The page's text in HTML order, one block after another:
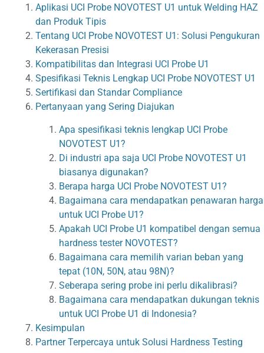
Aplikasi UCI Probe NOVOTEST U1 untuk Welding HAZ
dan Produk Tipis
Tentang UCI Probe NOVOTEST U1: Solusi Pengukuran
Kekerasan Presisi
Kompatibilitas dan Integrasi UCI Probe U1
Spesifikasi Teknis Lengkap UCI Probe NOVOTEST U1
Sertifikasi dan Standar Compliance
Pertanyaan yang Sering Diajukan
Apa spesifikasi teknis lengkap UCI Probe
NOVOTEST U1?
Di industri apa saja UCI Probe NOVOTEST U1
biasanya digunakan?
Berapa harga UCI Probe NOVOTEST U1?
Bagaimana cara mendapatkan penawaran harga
untuk UCI Probe U1?
Apakah UCI Probe U1 kompatibel dengan semua
hardness tester NOVOTEST?
Bagaimana cara memilih varian beban yang
tepat (10N, 50N, atau 98N)?
Seberapa sering probe ini perlu dikalibrasi?
Bagaimana cara mendapatkan dukungan teknis
untuk UCI Probe U1 di Indonesia?
Kesimpulan
Partner Terpercaya untuk Solusi Hardness Testing